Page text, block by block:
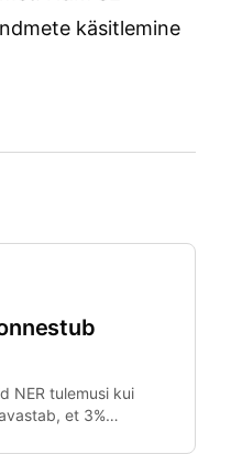
käsitlemine
NER tulemusi kui
et 3%